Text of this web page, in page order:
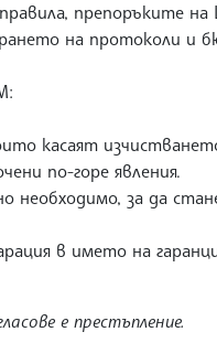
препоръките
на протоколи и
касаят
по-горе явления.
необходимо, за да
в името на
е престъпление.